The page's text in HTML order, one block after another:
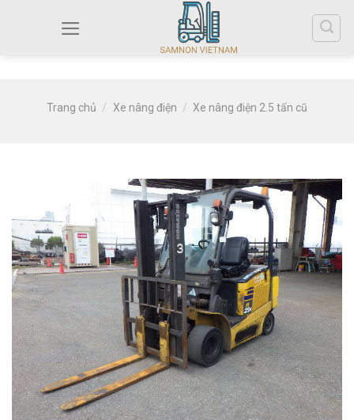
Trang chủ / Xe nâng điện / Xe nâng điện 2.5 tấn cũ